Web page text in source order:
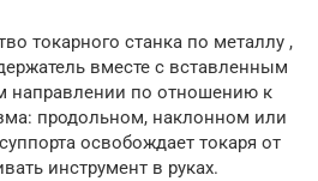
токарного станка по металлу ,
вместе с вставленным
направлении по отношению к
продольном, наклонном или
освобождает токаря от
инструмент в руках.